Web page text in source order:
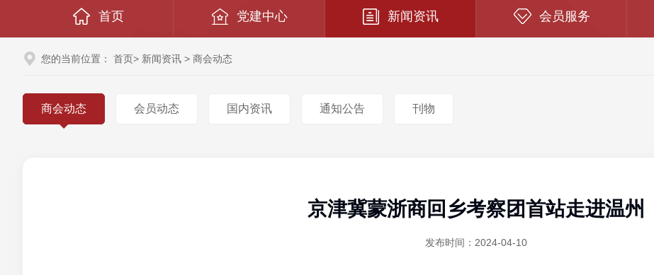
首页 党建中心 新闻资讯 会员服务
您的当前位置： 首页> 新闻资讯 > 商会动态
商会动态 会员动态 国内资讯 通知公告 刊物
京津冀蒙浙商回乡考察团首站走进温州
发布时间：2024-04-10